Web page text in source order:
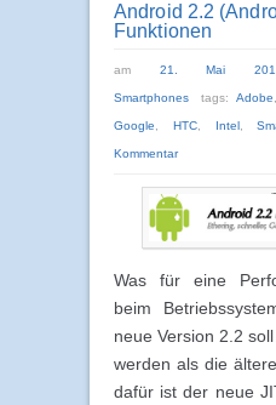
Android 2.2
Funktionen
am 21. Mai
Smartphones tags: Adobe
Google HTC, Intel,
Kommentar
Was für eine
beim
neue Version 2.2
werden als die
dafür ist der neue